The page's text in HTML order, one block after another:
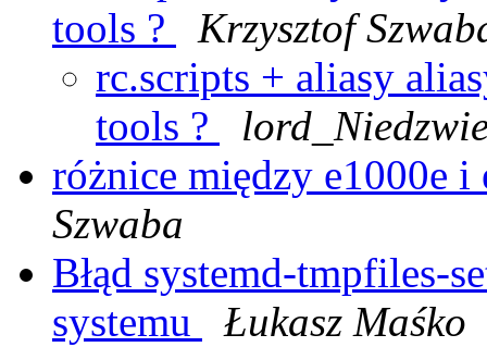
tools ?
Krzysztof
rc.scripts + aliasy
tools ?
różnice między e1000e
Szwaba
Błąd systemd-tmpfiles-
systemu
Łukasz Maśko